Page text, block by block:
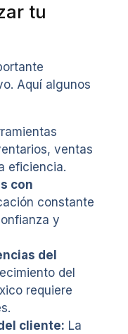
tu
Aquí algunos
ventas
eficiencia.
con
constante
y
del
del
requiere
cliente: La